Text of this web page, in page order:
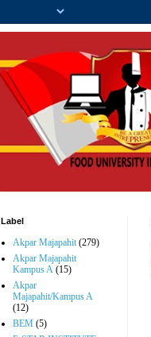
Label
Akpar Majapahit (279)
Akpar Majapahit
Kampus A (15)
Akpar
Majapahit/Kampus A
(12)
BEM (5)